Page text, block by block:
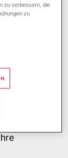
lassen
Co.
Mit der
zu verbessern, die
zu